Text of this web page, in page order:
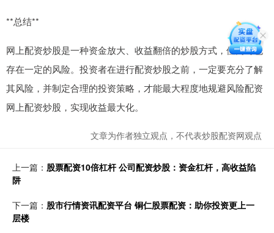
**总结**
网上配资炒股是一种资金放大、收益翻倍的炒股方式，但同时也
存在一定的风险。投资者在进行配资炒股之前，一定要充分了解
其风险，并制定合理的投资策略，才能最大程度地规避风险配资
网上配资炒股，实现收益最大化。
文章为作者独立观点，不代表炒股配资网观点
上一篇： 股票配资10倍杠杆 公司配资炒股：资金杠杆，高收益陷
阱
下一篇： 股市行情资讯配资平台 铜仁股票配资：助你投资更上一
层楼